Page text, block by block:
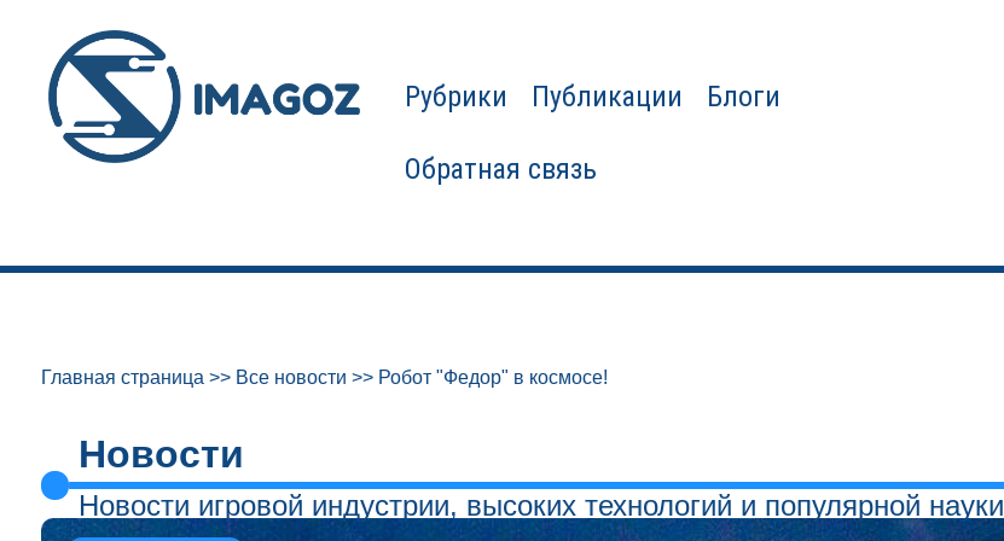
Рубрики Публикации Блоги
Обратная связь
Главная страница >> Все новости >> Робот "Федор" в космосе!
Новости
Новости игровой индустрии, высоких технологий и популярной науки